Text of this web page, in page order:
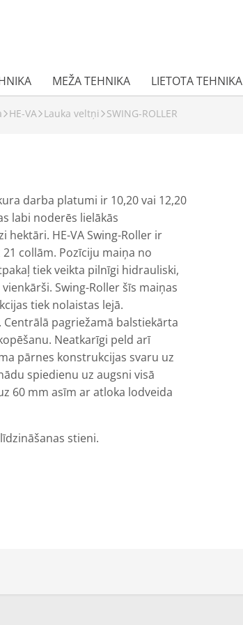
MEŽA TEHNIKA LIETOTA TEHNIKA
HE-VA Lauka veltņi SWING-ROLLER
darba platumi ir 10,20 vai 12,20
labi noderēs lielākās
hektāri. HE-VA Swing-Roller ir
collām. Pozīciju maiņa no
tiek veikta pilnīgi hidrauliski,
Swing-Roller šīs maiņas
tiek nolaistas lejā.
pagriežamā balstiekārta
Neatkarīgi peld arī
pārnes konstrukcijas svaru uz
spiedienu uz augsni visā
60 mm asīm ar atloka lodveida
stieni.